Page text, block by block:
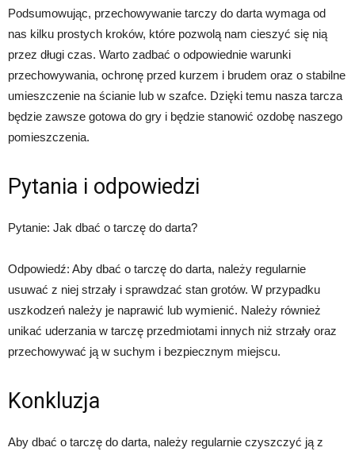
Podsumowując, przechowywanie tarczy do darta wymaga od
nas kilku prostych kroków, które pozwolą nam cieszyć się nią
przez długi czas. Warto zadbać o odpowiednie warunki
przechowywania, ochronę przed kurzem i brudem oraz o stabilne
umieszczenie na ścianie lub w szafce. Dzięki temu nasza tarcza
będzie zawsze gotowa do gry i będzie stanowić ozdobę naszego
pomieszczenia.
Pytania i odpowiedzi
Pytanie: Jak dbać o tarczę do darta?
Odpowiedź: Aby dbać o tarczę do darta, należy regularnie
usuwać z niej strzały i sprawdzać stan grotów. W przypadku
uszkodzeń należy je naprawić lub wymienić. Należy również
unikać uderzania w tarczę przedmiotami innych niż strzały oraz
przechowywać ją w suchym i bezpiecznym miejscu.
Konkluzja
Aby dbać o tarczę do darta, należy regularnie czyszczyć ją z